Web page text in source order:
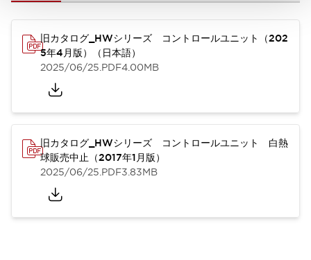
旧カタログ_HWシリーズ コントロールユニット（202
5年4月版）（日本語）
2025/06/25.PDF4.00MB
旧カタログ_HWシリーズ コントロールユニット 白熱
球販売中止（2017年1月版）
2025/06/25.PDF3.83MB